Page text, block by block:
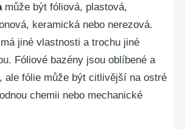
může být fóliová, plastová,
keramická nebo nerezová.
jiné vlastnosti a trochu jiné
Fóliové bazény jsou oblíbené a
ale fólie může být citlivější na ostré
chemii nebo mechanické